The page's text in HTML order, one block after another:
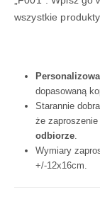
wszystkie
dopasowaną
Starannie
że
odbiorze.
Wymiary
+/-12x16cm.